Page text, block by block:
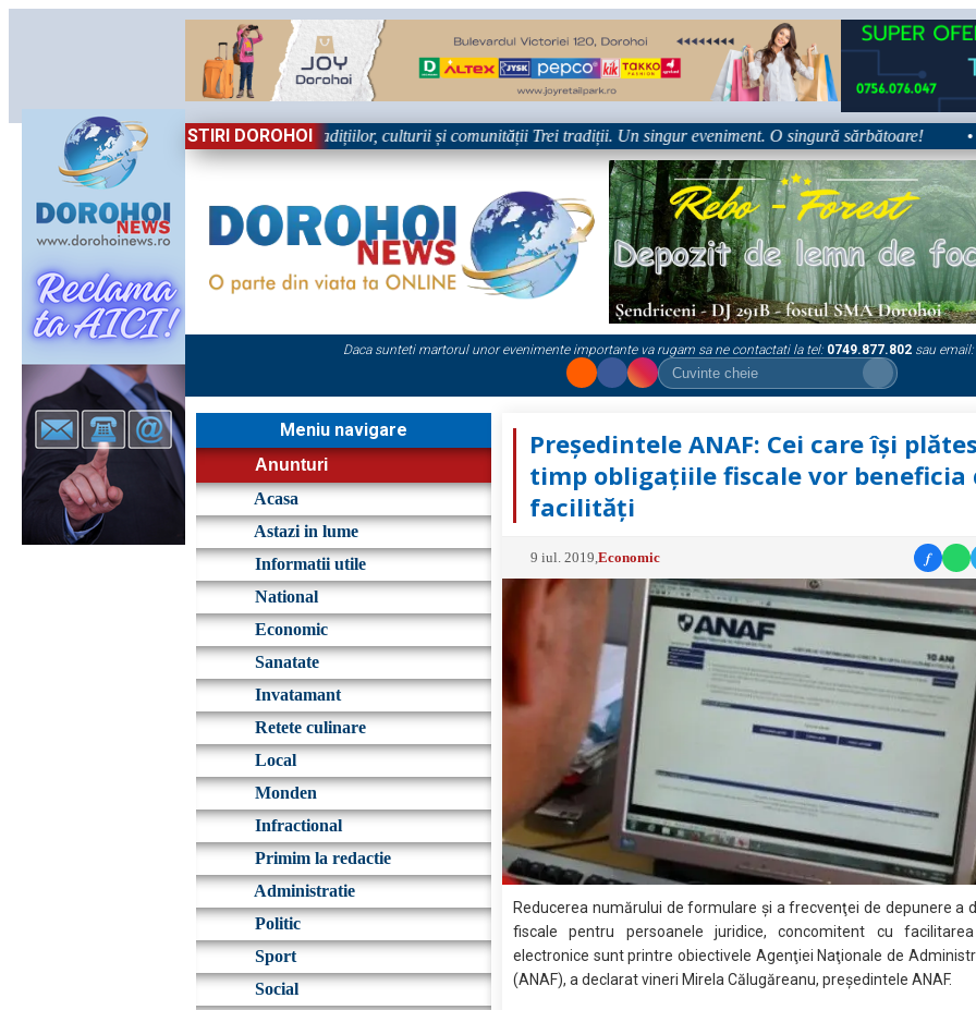
STIRI DOROHOI
în Sărbătoare!” – trei zile dedicate tradițiilor, culturii și comunității Trei tradiții. Un singur eveniment. O singură sărbătoare! •
Daca sunteti martorul unor evenimente importante va rugam sa ne contactati la tel: 0749.877.802 sau email:
Meniu navigare
Anunturi
Acasa
Astazi in lume
Informatii utile
National
Economic
Sanatate
Invatamant
Retete culinare
Local
Monden
Infractional
Primim la redactie
Administratie
Politic
Sport
Social
Preşedintele ANAF: Cei care îşi
timp obligaţiile fiscale vor beneficia
facilităţi
9 iul. 2019 ,Economic f
Reducerea numărului de formulare şi a frecvenţei de depunere a
fiscale pentru persoanele juridice, concomitent cu
electronice sunt printre obiectivele Agenţiei Naţionale de
(ANAF), a declarat vineri Mirela Călugăreanu, preşedintele ANAF.